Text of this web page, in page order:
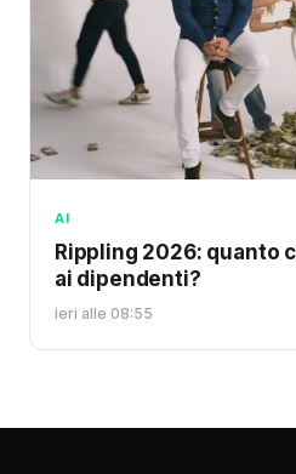
AI
Rippling 2026: quanto
ai dipendenti?
ieri alle 08:55